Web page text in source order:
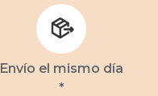
Envío el mismo día
*